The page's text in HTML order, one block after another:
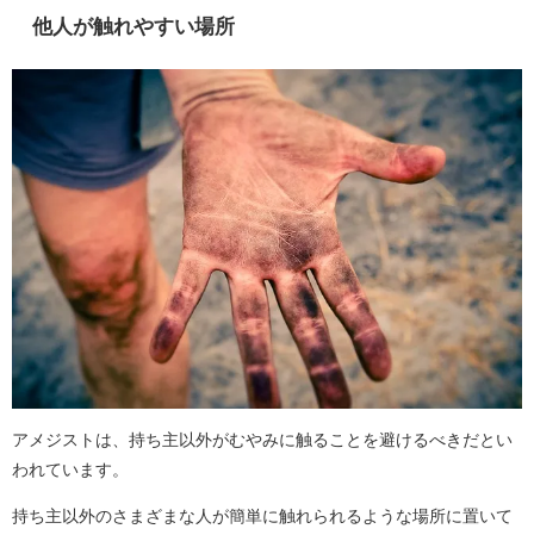
他人が触れやすい場所
アメジストは、持ち主以外がむやみに触ることを避けるべきだとい
われています。
持ち主以外のさまざまな人が簡単に触れられるような場所に置いて